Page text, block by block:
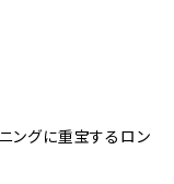
ングに重宝するロン